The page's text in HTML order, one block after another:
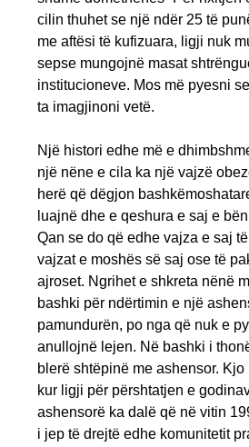
cilin thuhet se një ndër 25 të
me aftësi të kufizuara, ligji nuk
sepse mungojnë masat
institucioneve. Mos më pyesni
ta imagjinoni vetë.
Një histori edhe më e
një nëne e cila ka një vajzë
herë që dëgjon
luajnë dhe e qeshura e saj e
Qan se do që edhe vajza e saj
vajzat e moshës së saj ose të
ajroset. Ngrihet e shkreta nënë
bashki për ndërtimin e një
pamundurën, po nga që nuk e
anullojnë lejen. Në bashki i
blerë shtëpinë me ashensor.
kur ligji për përshtatjen e
ashensorë ka dalë që në vitin
i jep të drejtë edhe komunitetit